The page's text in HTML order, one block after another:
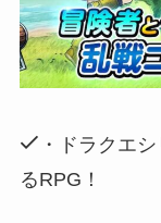
・ドラクエ
るRPG！